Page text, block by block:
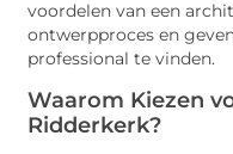
voordelen van een
ontwerpproces en
professional te vinden.
Waarom Kiezen
Ridderkerk?